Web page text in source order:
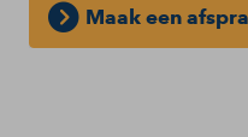
Maak een